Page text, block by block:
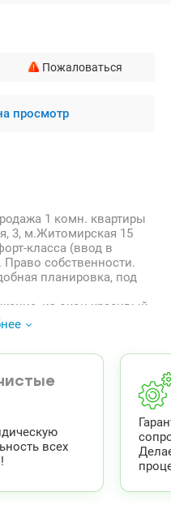
Пожаловаться
просмотр
1 комн. квартиры
3, м.Житомирская 15
класса (ввод в
Право собственности.
планировка, под
из окон красивый
отдыха.
квартир. В каждой
скоростные
На первых этажах
недвижимости
аптеки, других
круглосуточное
без машин,
устройствами для
игровая площадка,
и т.д.
всех